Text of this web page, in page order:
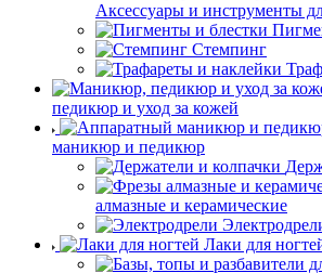
Аксессуары и инструменты
Стемпинг
педикюр и уход за кожей
маникюр и педикюр
алмазные и керамические
Лаки для